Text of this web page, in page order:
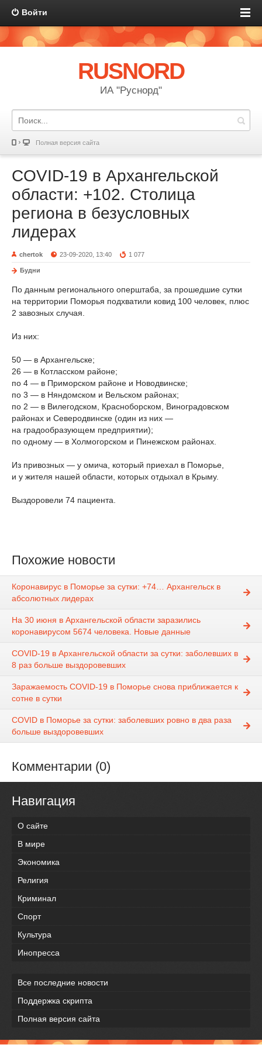
Войти
RUSNORD
ИА "Руснорд"
Полная версия сайта
COVID-19 в Архангельской
области: +102. Столица
региона в безусловных
лидерах
chertok 23-09-2020, 13:40 1 077
Будни
По данным регионального оперштаба, за прошедшие сутки
на территории Поморья подхватили ковид 100 человек, плюс
2 завозных случая.
Из них:
50 — в Архангельске;
26 — в Котласском районе;
по 4 — в Приморском районе и Новодвинске;
по 3 — в Няндомском и Вельском районах;
по 2 — в Вилегодском, Красноборском, Виноградовском
районах и Северодвинске (один из них —
на градообразующем предприятии);
по одному — в Холмогорском и Пинежском районах.
Из привозных — у омича, который приехал в Поморье,
и у жителя нашей области, которых отдыхал в Крыму.
Выздоровели 74 пациента.
Похожие новости
Коронавирус в Поморье за сутки: +74… Архангельск в
абсолютных лидерах
На 30 июня в Архангельской области заразились
коронавирусом 5674 человека. Новые данные
COVID-19 в Архангельской области за сутки: заболевших в
8 раз больше выздоровевших
Заражаемость COVID-19 в Поморье снова приближается к
сотне в сутки
COVID в Поморье за сутки: заболевших ровно в два раза
больше выздоровевших
Комментарии (0)
Навигация
О сайте
В мире
Экономика
Религия
Криминал
Спорт
Культура
Инопресса
Все последние новости
Поддержка скрипта
Полная версия сайта